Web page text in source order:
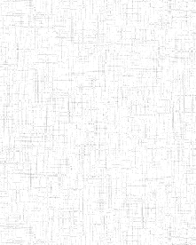
04/08/2010 ENIEG
04/08/2010 ENIEG
01/08/2014 ENIEG